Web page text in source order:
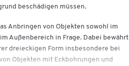
beschädigen müssen.
Anbringen von Objekten sowohl im
Außenbereich in Frage. Dabei bewährt
dreieckigen Form insbesondere bei
Objekten mit Eckbohrungen und